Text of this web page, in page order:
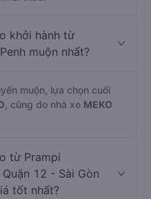
khởi hành từ
muộn nhất?
muộn, lựa chọn cuối
, cũng do nhà xe MEKO
từ Prampi
12 - Sài Gòn
tốt nhất?